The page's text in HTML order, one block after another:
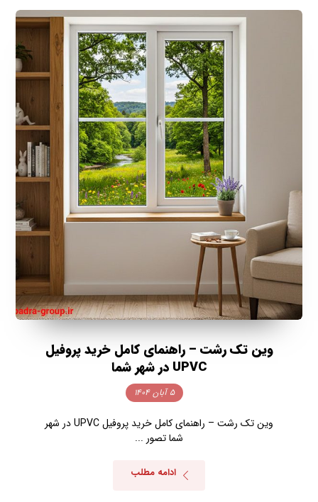
وین تک رشت – راهنمای کامل خرید پروفیل
UPVC در شهر شما
۵ آبان ۱۴۰۴
وین تک رشت – راهنمای کامل خرید پروفیل UPVC در شهر
شما تصور ...
ادامه مطلب